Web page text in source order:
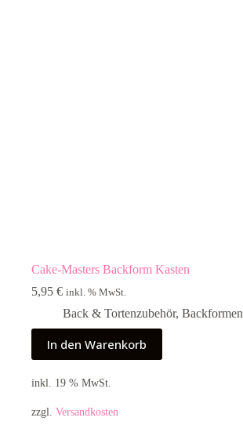
Cake-Masters Backform Kasten
5,95 € inkl. % MwSt.
Back & Tortenzubehör, Backformen
In den Warenkorb
inkl. 19 % MwSt.
zzgl. Versandkosten